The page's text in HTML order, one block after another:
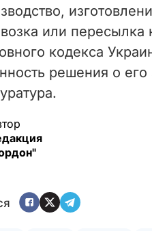
или пересылка
кодекса
решения о